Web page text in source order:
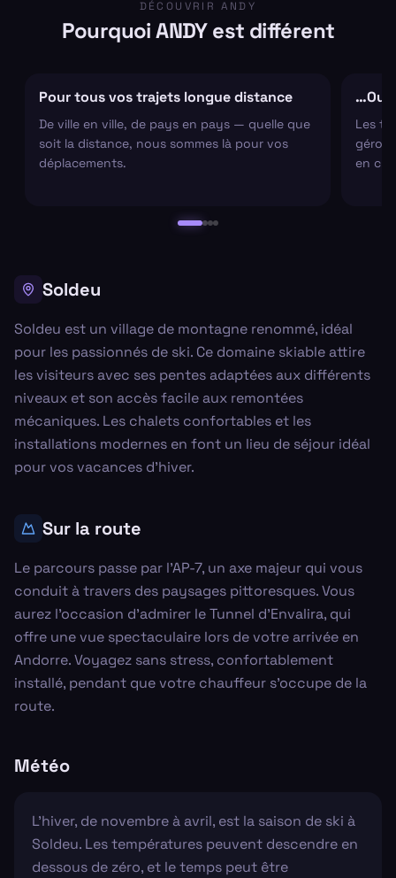
DÉCOUVRIR ANDY
Pourquoi ANDY est différent
Pour tous vos trajets longue distance
De ville en ville, de pays en pays — quelle que
soit la distance, nous sommes là pour vos
déplacements.
…Ou
Les
en
Soldeu
Soldeu est un village de montagne renommé, idéal
pour les passionnés de ski. Ce domaine skiable attire
les visiteurs avec ses pentes adaptées aux différents
niveaux et son accès facile aux remontées
mécaniques. Les chalets confortables et les
installations modernes en font un lieu de séjour idéal
pour vos vacances d'hiver.
Sur la route
Le parcours passe par l'AP-7, un axe majeur qui vous
conduit à travers des paysages pittoresques. Vous
aurez l'occasion d'admirer le Tunnel d'Envalira, qui
offre une vue spectaculaire lors de votre arrivée en
Andorre. Voyagez sans stress, confortablement
installé, pendant que votre chauffeur s'occupe de la
route.
Météo
L'hiver, de novembre à avril, est la saison de ski à
Soldeu. Les températures peuvent descendre en
dessous de zéro, et le temps peut être